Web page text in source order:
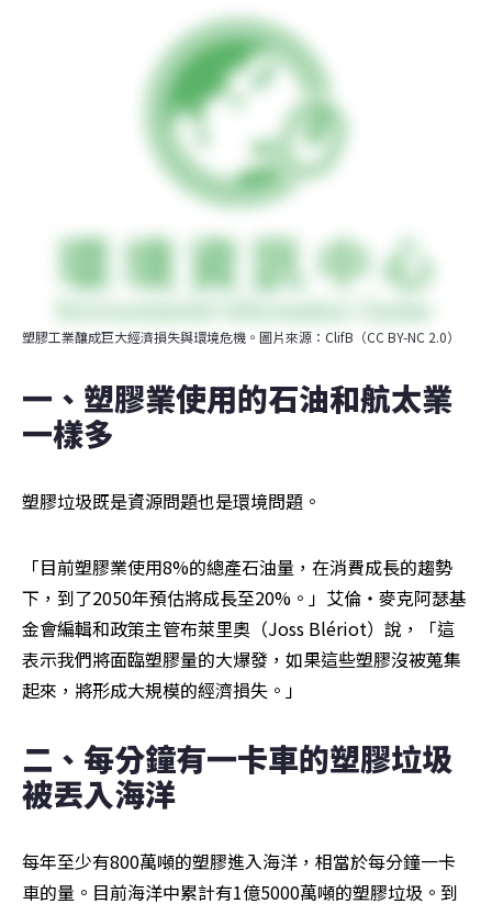
塑膠工業釀成巨大經濟損失與環境危機。圖片來源：ClifB（CC BY-NC 2.0）
一、塑膠業使用的石油和航太業
一樣多
塑膠垃圾既是資源問題也是環境問題。
「目前塑膠業使用8%的總產石油量，在消費成長的趨勢
下，到了2050年預估將成長至20%。」艾倫‧麥克阿瑟基
金會編輯和政策主管布萊里奧（Joss Blériot）說，「這
表示我們將面臨塑膠量的大爆發，如果這些塑膠沒被蒐集
起來，將形成大規模的經濟損失。」
二、每分鐘有一卡車的塑膠垃圾
被丟入海洋
每年至少有800萬噸的塑膠進入海洋，相當於每分鐘一卡
車的量。目前海洋中累計有1億5000萬噸的塑膠垃圾。到